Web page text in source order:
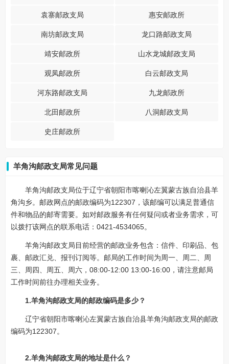
袁寨邮政支局 惠安邮政所
南坊邮政支局 龙口路邮政支局
靖安邮政所 山水龙城邮政支局
观凤邮政所 白云邮政支局
河东路邮政支局 九龙邮政所
北田邮政所 八洞邮政支局
史庄邮政所
羊角沟邮政支局常见问题
羊角沟邮政支局位于辽宁省朝阳市喀喇沁左翼蒙古族自治县羊
角沟乡。邮政网点的邮政编码为122307，该邮编可以满足普通信
件和物品的邮寄需要。如对邮政服务有任何疑问或者业务需求，可
以拨打该网点的联系电话：0421-4534065。
羊角沟邮政支局目前经营的邮政业务包含：信件、印刷品、包
裹、邮政汇兑、报刊订阅等。邮局的工作时间为周一、周二、周
三、周四、周五、周六，08:00-12:00 13:00-16:00，请注意邮局
工作时间前往办理相关业务。
1.羊角沟邮政支局的邮政编码是多少？
辽宁省朝阳市喀喇沁左翼蒙古族自治县羊角沟邮政支局的邮政
编码为122307。
2.羊角沟邮政支局的地址是什么？